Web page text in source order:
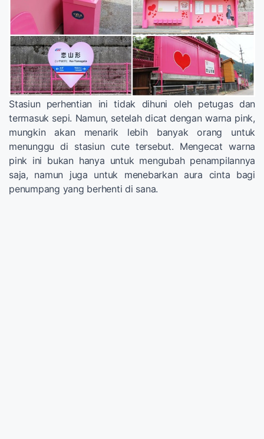
Stasiun perhentian ini tidak dihuni oleh petugas dan
termasuk sepi. Namun, setelah dicat dengan warna pink,
mungkin akan menarik lebih banyak orang untuk
menunggu di stasiun cute tersebut. Mengecat warna
pink ini bukan hanya untuk mengubah penampilannya
saja, namun juga untuk menebarkan aura cinta bagi
penumpang yang berhenti di sana.